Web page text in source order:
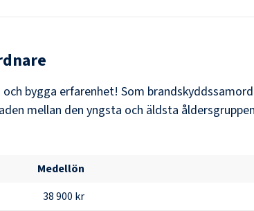
bygga erfarenhet! Som
mellan den yngsta och äldsta
Medellön
38 900 kr